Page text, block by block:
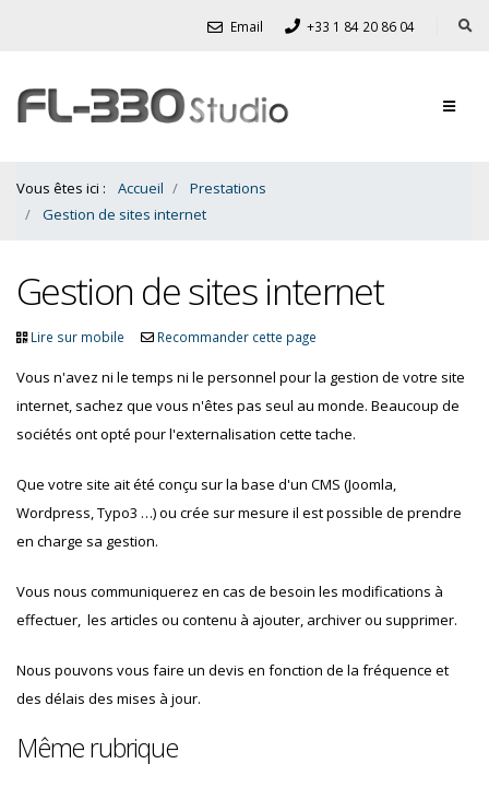
Email +33 1 84 20 86 04
Vous êtes ici : Accueil
Prestations
Gestion de sites internet
Gestion de sites internet
Lire sur mobile Recommander cette page
Vous n'avez ni le temps ni le personnel pour la gestion de votre site
internet, sachez que vous n'êtes pas seul au monde. Beaucoup de
sociétés ont opté pour l'externalisation cette tache.
Que votre site ait été conçu sur la base d'un CMS (Joomla,
Wordpress, Typo3 …) ou crée sur mesure il est possible de prendre
en charge sa gestion.
Vous nous communiquerez en cas de besoin les modifications à
effectuer, les articles ou contenu à ajouter, archiver ou supprimer.
Nous pouvons vous faire un devis en fonction de la fréquence et
des délais des mises à jour.
Même rubrique